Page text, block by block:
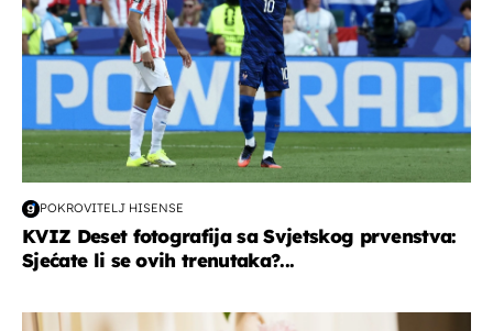
POKROVITELJ HISENSE
KVIZ Deset fotografija sa Svjetskog prvenstva:
Sjećate li se ovih trenutaka?...
moda & ljepota